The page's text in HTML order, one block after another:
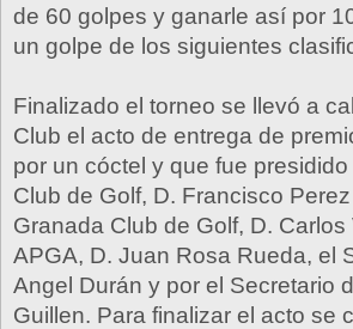
de 60 golpes y ganarle así por
un golpe de los siguientes
Finalizado el torneo se llevó a
Club el acto de entrega de
por un cóctel y que fue
Club de Golf, D. Francisco
Granada Club de Golf, D.
APGA, D. Juan Rosa Rueda, el
Angel Durán y por el Secretario
Guillen. Para finalizar el acto se